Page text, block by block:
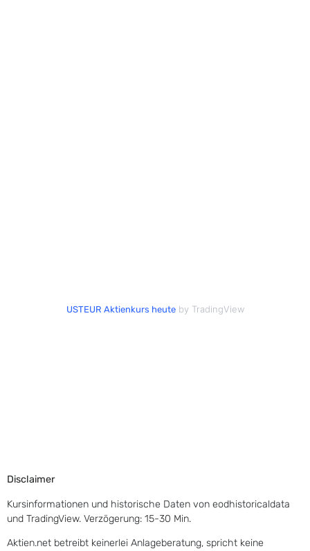
USTEUR Aktienkurs heuteby TradingView
Disclaimer
Kursinformationen und historische Daten von eodhistoricaldata
und TradingView. Verzögerung: 15-30 Min.
Aktien.net betreibt keinerlei Anlageberatung, spricht keine